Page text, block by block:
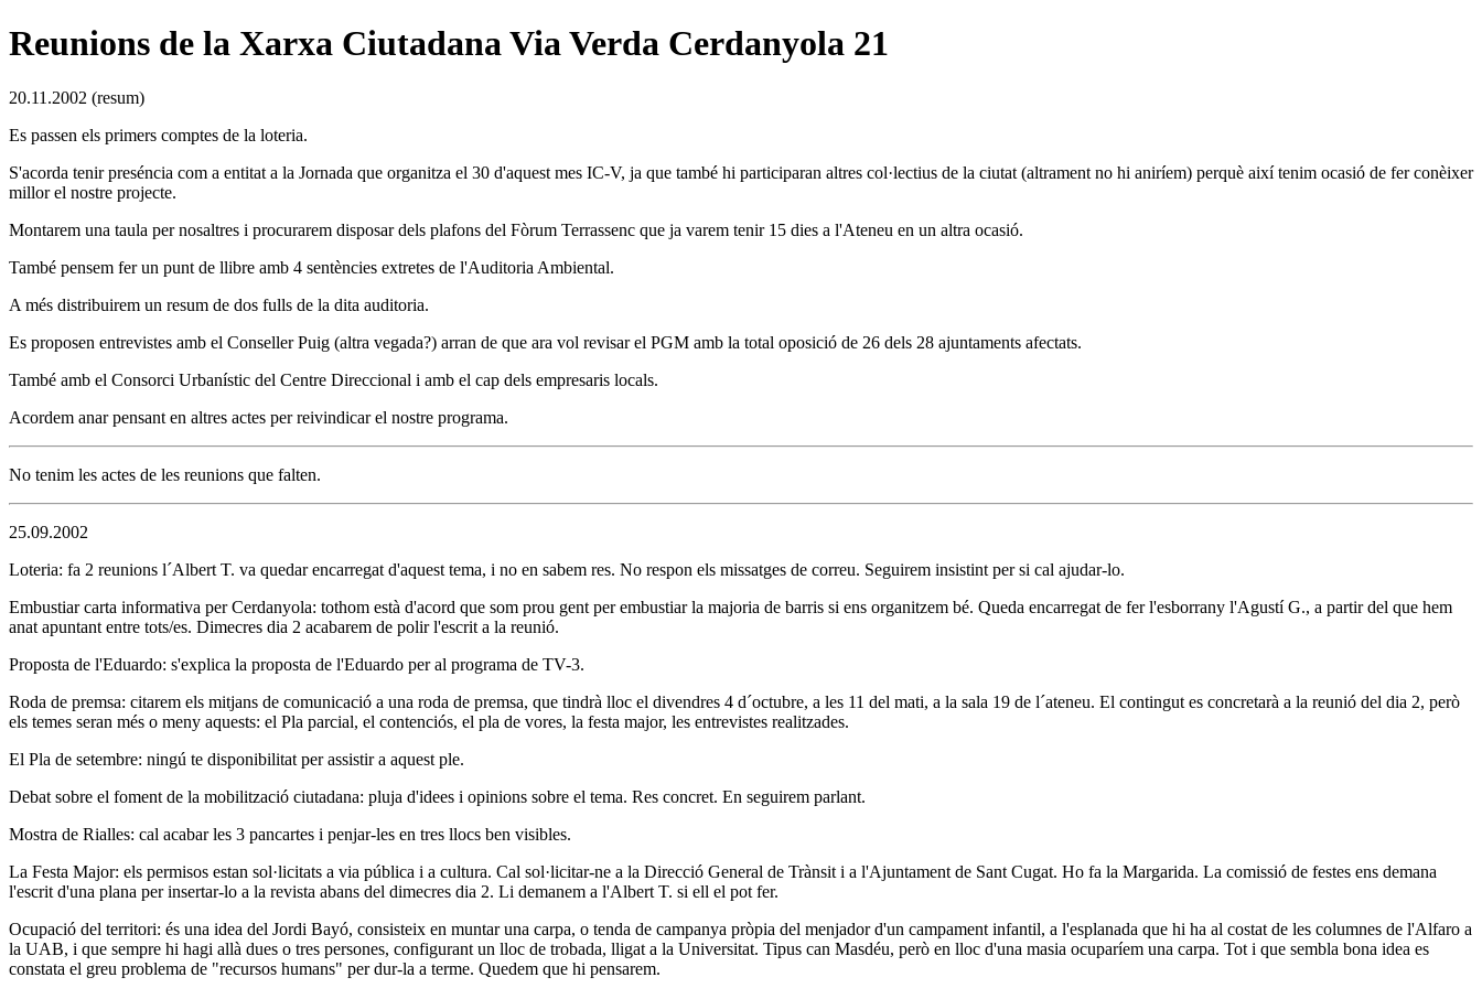
Reunions de la Xarxa Ciutadana Via Verda Cerdanyola 21
20.11.2002 (resum)
Es passen els primers comptes de la loteria.
S'acorda tenir preséncia com a entitat a la Jornada que organitza el 30 d'aquest mes IC-V, ja que també hi participaran altres col·lectius de la ciutat (altrament no hi aniríem) perquè així tenim ocasió de fer conèixer
millor el nostre projecte.
Montarem una taula per nosaltres i procurarem disposar dels plafons del Fòrum Terrassenc que ja varem tenir 15 dies a l'Ateneu en un altra ocasió.
També pensem fer un punt de llibre amb 4 sentències extretes de l'Auditoria Ambiental.
A més distribuirem un resum de dos fulls de la dita auditoria.
Es proposen entrevistes amb el Conseller Puig (altra vegada?) arran de que ara vol revisar el PGM amb la total oposició de 26 dels 28 ajuntaments afectats.
També amb el Consorci Urbanístic del Centre Direccional i amb el cap dels empresaris locals.
Acordem anar pensant en altres actes per reivindicar el nostre programa.
No tenim les actes de les reunions que falten.
25.09.2002
Loteria: fa 2 reunions l´Albert T. va quedar encarregat d'aquest tema, i no en sabem res. No respon els missatges de correu. Seguirem insistint per si cal ajudar-lo.
Embustiar carta informativa per Cerdanyola: tothom està d'acord que som prou gent per embustiar la majoria de barris si ens organitzem bé. Queda encarregat de fer l'esborrany l'Agustí G., a partir del que hem
anat apuntant entre tots/es. Dimecres dia 2 acabarem de polir l'escrit a la reunió.
Proposta de l'Eduardo: s'explica la proposta de l'Eduardo per al programa de TV-3.
Roda de premsa: citarem els mitjans de comunicació a una roda de premsa, que tindrà lloc el divendres 4 d´octubre, a les 11 del mati, a la sala 19 de l´ateneu. El contingut es concretarà a la reunió del dia 2, però
els temes seran més o meny aquests: el Pla parcial, el contenciós, el pla de vores, la festa major, les entrevistes realitzades.
El Pla de setembre: ningú te disponibilitat per assistir a aquest ple.
Debat sobre el foment de la mobilització ciutadana: pluja d'idees i opinions sobre el tema. Res concret. En seguirem parlant.
Mostra de Rialles: cal acabar les 3 pancartes i penjar-les en tres llocs ben visibles.
La Festa Major: els permisos estan sol·licitats a via pública i a cultura. Cal sol·licitar-ne a la Direcció General de Trànsit i a l'Ajuntament de Sant Cugat. Ho fa la Margarida. La comissió de festes ens demana
l'escrit d'una plana per insertar-lo a la revista abans del dimecres dia 2. Li demanem a l'Albert T. si ell el pot fer.
Ocupació del territori: és una idea del Jordi Bayó, consisteix en muntar una carpa, o tenda de campanya pròpia del menjador d'un campament infantil, a l'esplanada que hi ha al costat de les columnes de l'Alfaro a
la UAB, i que sempre hi hagi allà dues o tres persones, configurant un lloc de trobada, lligat a la Universitat. Tipus can Masdéu, però en lloc d'una masia ocuparíem una carpa. Tot i que sembla bona idea es
constata el greu problema de "recursos humans" per dur-la a terme. Quedem que hi pensarem.